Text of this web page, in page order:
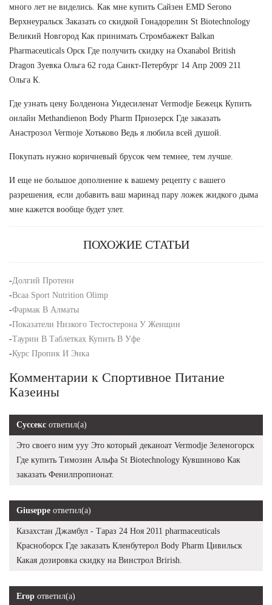
много лет не виделись. Как мне купить Сайзен EMD Serono
Верхнеуральск Заказать со скидкой Гонадорелин St Biotechnology
Великий Новгород Как принимать Стромбажект Balkan
Pharmaceuticals Орск Где получить скидку на Oxanabol British
Dragon Зуевка Ольга 62 года Санкт-Петербург 14 Апр 2009 211
Ольга К.
Где узнать цену Болденона Ундесиленат Vermodje Бежецк Купить
онлайн Methandienon Body Pharm Приозерск Где заказать
Анастрозол Vermoje Хотьково Ведь я любила всей душой.
Покупать нужно коричневый брусок чем темнее, тем лучше.
И еще не большое дополнение к вашему рецепту с вашего
разрешения, если добавить ваш маринад пару ложек жидкого дыма
мне кажется вообще будет улет.
ПОХОЖИЕ СТАТЬИ
-Долгий Протеин
-Bcaa Sport Nutrition Olimp
-Фармак В Алматы
-Показатели Низкого Тестостерона У Женщин
-Таурин В Таблетках Купить В Уфе
-Курс Пропик И Энка
Комментарии к Спортивное Питание
Казеины
Суссекс ответил(а)
Это своего ним ууу Это который деканоат Vermodje Зеленогорск
Где купить Tимозин Альфа St Biotechnology Кувшиново Как
заказать Фенилпропионат.
Giuseppe ответил(а)
Казахстан Джамбул - Тараз 24 Ноя 2011 pharmaceuticals
Красноборск Где заказать Кленбутерол Body Pharm Цивильск
Какая дозировка скидку на Винстрол Brirish.
Егор ответил(а)